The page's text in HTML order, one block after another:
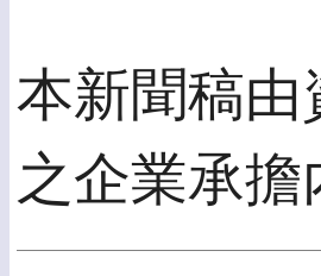
本新聞稿由
之企業承